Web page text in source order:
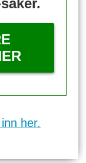
her.